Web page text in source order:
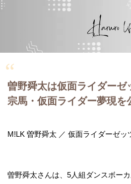
曽野舜太は仮面ライダーゼ
宗馬・仮面ライダー夢現を
M!LK 曽野舜太 ／ 仮面ライダーゼッ
曽野舜太さんは、5人組ダンスボー